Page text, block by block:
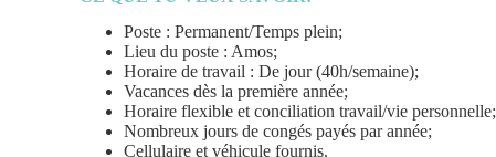
Poste : Permanent/Temps plein;
Lieu du poste : Amos;
Horaire de travail : De jour (40h/semaine);
Vacances dès la première année;
Horaire flexible et conciliation travail/vie personnelle;
Nombreux jours de congés payés par année;
Cellulaire et véhicule fournis.